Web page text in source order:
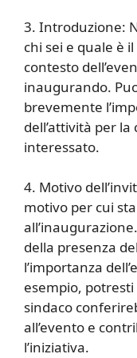
3. Introduzione:
chi sei e quale è
contesto
inaugurando.
brevemente
dell’attività per
interessato.
4. Motivo
motivo per cui
della presenza
l’importanza
esempio,
sindaco
all’evento e
l’iniziativa.